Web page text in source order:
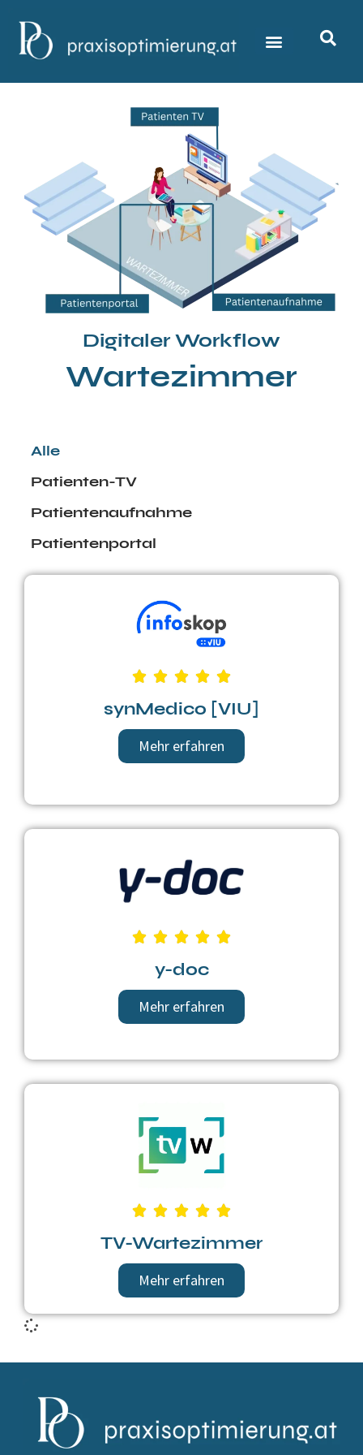
Digitaler Workflow
Wartezimmer
Patienten-TV
Patientenaufnahme
Patientenportal
Alle
synMedico [VIU]
Mehr erfahren
y-doc
Mehr erfahren
TV-Wartezimmer
Mehr erfahren